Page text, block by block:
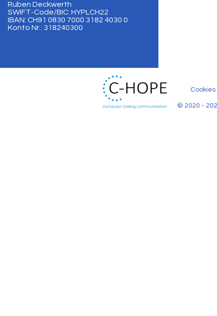
Ruben Deckwerth
SWIFT-Code/BIC: HYPLCH22
IBAN: CH91 0830 7000 3182 4030 0
Konto Nr.: 318240300
Cookies
© 2020 -